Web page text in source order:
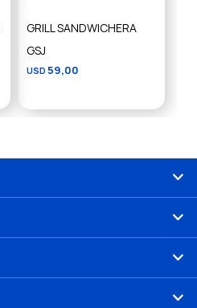
GRILL SANDWICHERA
GSJ
USD 59,00